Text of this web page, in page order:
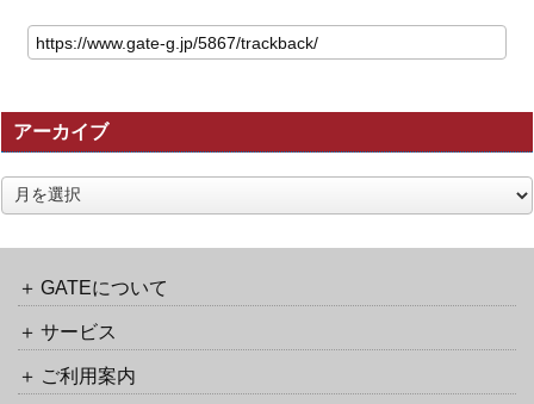
の
記
の
ト
ラ
ッ
ク
ッ
URL
アーカイブ
ア
ー
GATEについて
サービス
ご利用案内